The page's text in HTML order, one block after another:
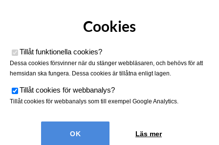
Smalspårsarkivet drivs av
Tjustbygdens Järnvägsförening
Cookies
Tillåt funktionella cookies?
Dessa cookies försvinner när du stänger webbläsaren, och behövs för att
hemsidan ska fungera. Dessa cookies är tillåtna enligt lagen.
Tillåt cookies för webbanalys?
Tillåt cookies för webbanalys som till exempel Google Analytics.
Läs mer